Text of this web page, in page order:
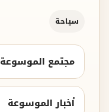
سياحة
مجتمع الموسوعة
أخبار الموسوعة